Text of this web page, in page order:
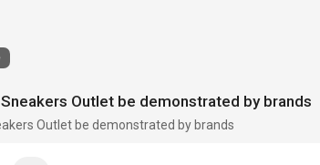
Outlet be demonstrated by brands
Outlet be demonstrated by brands